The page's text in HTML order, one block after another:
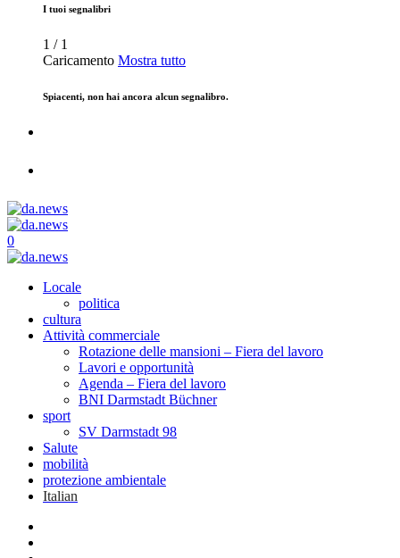
I tuoi segnalibri
1 / 1
Caricamento Mostra tutto
Spiacenti, non hai ancora alcun segnalibro.
0
Locale
politica
cultura
Attività commerciale
Rotazione delle mansioni – Fiera del lavoro
Lavori e opportunità
Agenda – Fiera del lavoro
BNI Darmstadt Büchner
sport
SV Darmstadt 98
Salute
mobilità
protezione ambientale
Italian